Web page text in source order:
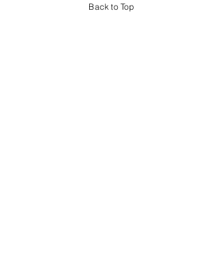
Back to Top